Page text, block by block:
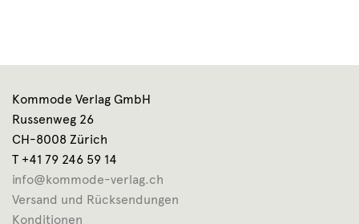
Kommode Verlag GmbH
Russenweg 26
CH-8008 Zürich
T +41 79 246 59 14
info@kommode-verlag.ch
Versand und Rücksendungen
Konditionen